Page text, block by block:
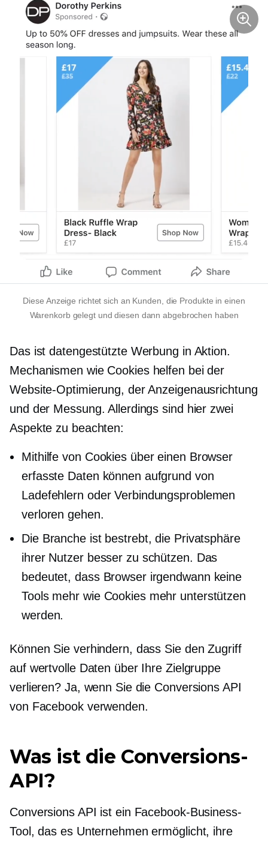
Diese Anzeige richtet sich an Kunden, die Produkte in einen
Warenkorb gelegt und diesen dann abgebrochen haben
Das ist datengestützte Werbung in Aktion.
Mechanismen wie Cookies helfen bei der
Website-Optimierung, der Anzeigenausrichtung
und der Messung. Allerdings sind hier zwei
Aspekte zu beachten:
Mithilfe von Cookies über einen Browser
erfasste Daten können aufgrund von
Ladefehlern oder Verbindungsproblemen
verloren gehen.
Die Branche ist bestrebt, die Privatsphäre
ihrer Nutzer besser zu schützen. Das
bedeutet, dass Browser irgendwann keine
Tools mehr wie Cookies mehr unterstützen
werden.
Können Sie verhindern, dass Sie den Zugriff
auf wertvolle Daten über Ihre Zielgruppe
verlieren? Ja, wenn Sie die Conversions API
von Facebook verwenden.
Was ist die Conversions-
API?
Conversions API ist ein Facebook-Business-
Tool, das es Unternehmen ermöglicht, ihre